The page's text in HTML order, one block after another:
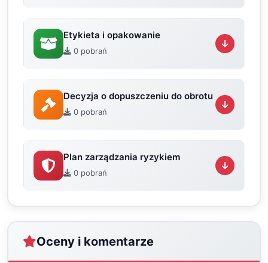
Etykieta i opakowanie
0 pobrań
Decyzja o dopuszczeniu do obrotu
0 pobrań
Plan zarządzania ryzykiem
0 pobrań
Oceny i komentarze